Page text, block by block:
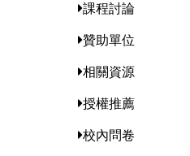
課程討論
贊助單位
相關資源
授權推薦
校內問卷